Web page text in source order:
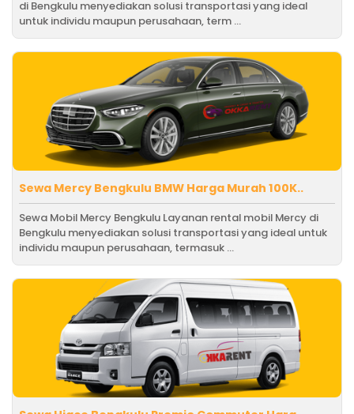
di Bengkulu menyediakan solusi transportasi yang ideal
untuk individu maupun perusahaan, term ...
Sewa Mercy Bengkulu BMW Harga Murah 100K..
Sewa Mobil Mercy Bengkulu Layanan rental mobil Mercy di
Bengkulu menyediakan solusi transportasi yang ideal untuk
individu maupun perusahaan, termasuk ...